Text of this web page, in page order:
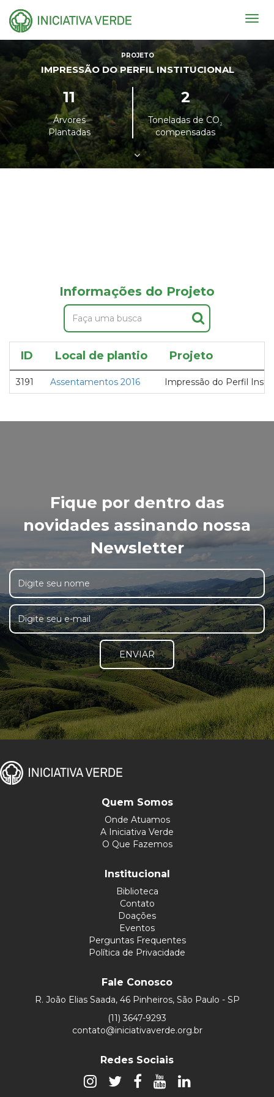
PROJETO
IMPRESSÃO DO PERFIL INSTITUCIONAL
11
Árvores
Plantadas
2
Toneladas de CO²
compensadas
Informações do Projeto
ID Local de plantio Projeto
3191 Assentamentos 2016 Impressão do Perfil
Fique por dentro das
novidades assinando nossa
Newsletter
ENVIAR
Quem Somos
Onde Atuamos
A Iniciativa Verde
O Que Fazemos
Institucional
Biblioteca
Contato
Doações
Eventos
Perguntas Frequentes
Política de Privacidade
Fale Conosco
R. João Elias Saada, 46 Pinheiros, São Paulo - SP
(11) 3647-9293
contato@iniciativaverde.org.br
Redes Sociais